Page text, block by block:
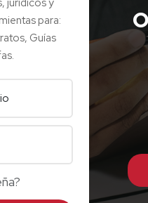
jurídicos y
para:
Guías